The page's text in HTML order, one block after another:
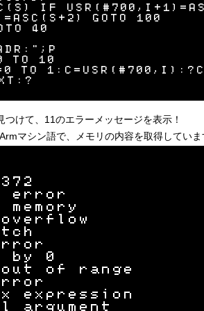
IF
GOTO 100
40
TO 10
TO
けて、11のエラーメッセージを表示！
マシン語で、メモリの内容を取得していま